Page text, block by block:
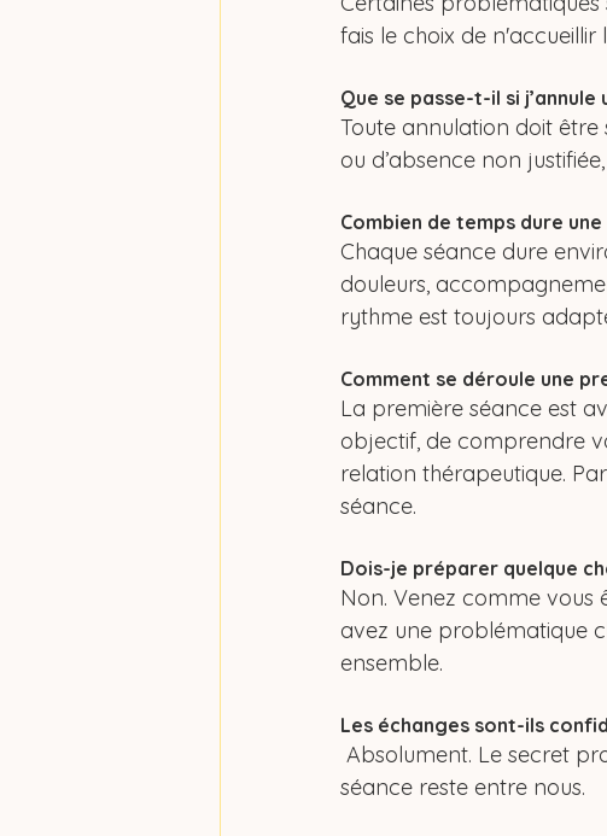
fais le choix de
Que se passe-t-il si j’annule
Toute annulation doit être
ou d’absence non
Combien de temps dure une
Chaque séance dure
douleurs,
rythme est toujours
Comment se déroule une
La première séance est
objectif, de comprendre
relation thérapeutique.
séance.
Dois-je préparer quelque
Non. Venez comme vous
avez une problématique
ensemble.
Les échanges sont-ils
séance reste entre nous.